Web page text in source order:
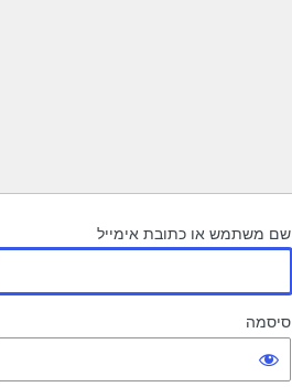
שם משתמש או כתובת אימייל
סיסמה